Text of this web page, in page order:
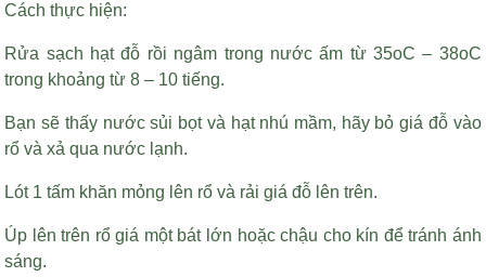
Cách thực hiện:
Rửa sạch hạt đỗ rồi ngâm trong nước ấm từ 35oC – 38oC
trong khoảng từ 8 – 10 tiếng.
Bạn sẽ thấy nước sủi bọt và hạt nhú mầm, hãy bỏ giá đỗ vào
rổ và xả qua nước lạnh.
Lót 1 tấm khăn mỏng lên rổ và rải giá đỗ lên trên.
Úp lên trên rổ giá một bát lớn hoặc chậu cho kín để tránh ánh
sáng.